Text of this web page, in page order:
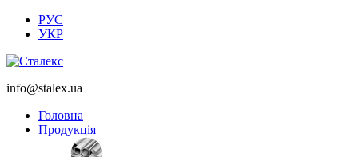
РУС
УКР
info@stalex.ua
Головна
Продукція